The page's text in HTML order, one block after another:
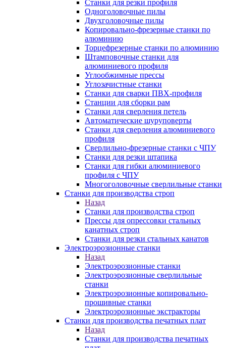
Станки для резки профиля
Одноголовочные пилы
Двухголовочные пилы
Копировально-фрезерные станки по
алюминию
Торцефрезерные станки по алюминию
Штамповочные станки для
алюминиевого профиля
Углообжимные прессы
Углозачистные станки
Станки для сварки ПВХ-профиля
Станции для сборки рам
Станки для сверления петель
Автоматические шуруповерты
Станки для сверления алюминиевого
профиля
Сверлильно-фрезерные станки с ЧПУ
Станки для резки штапика
Станки для гибки алюминиевого
профиля с ЧПУ
Многоголовочные сверлильные станки
Станки для производства строп
Назад
Станки для производства строп
Прессы для опрессовки стальных
канатных строп
Станки для резки стальных канатов
Электроэрозионные станки
Назад
Электроэрозионные станки
Электроэрозионные сверлильные
станки
Электроэрозионные копировально-
прошивные станки
Электроэрозионные экстракторы
Станки для производства печатных плат
Назад
Станки для производства печатных